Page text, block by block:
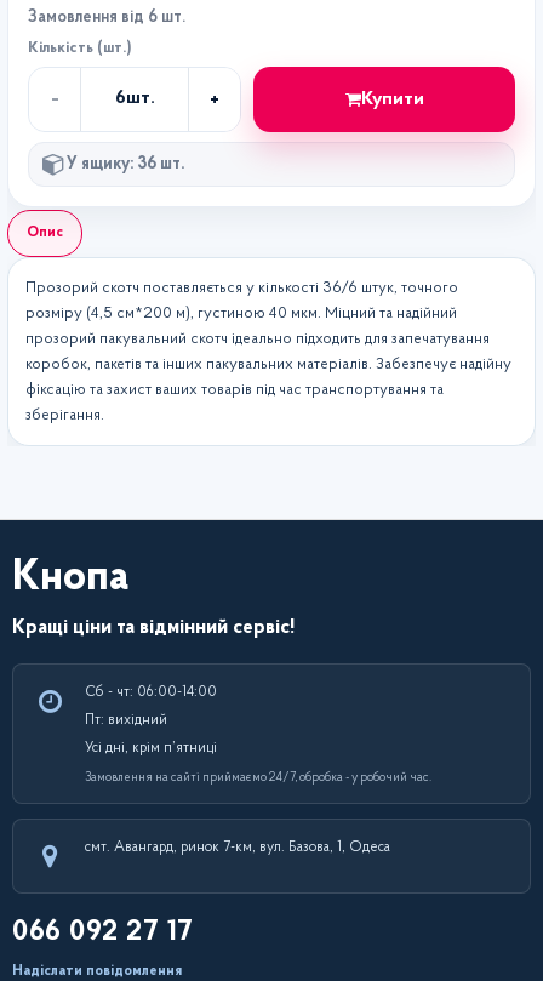
Опис
Прозорий скотч поставляється у кількості 36/6 штук, точного
розміру (4,5 см*200 м), густиною 40 мкм. Міцний та надійний
прозорий пакувальний скотч ідеально підходить для запечатування
коробок, пакетів та інших пакувальних матеріалів. Забезпечує надійну
фіксацію та захист ваших товарів під час транспортування та
зберігання.
Замовлення від 6 шт.
Кількість (шт.)
- 6шт. + Купити
У ящику: 36 шт.
Кнопа
Кращі ціни та відмінний сервіс!
Сб - чт: 06:00-14:00
Пт: вихідний
Усі дні, крім п’ятниці
Замовлення на сайті приймаємо 24/7, обробка - у робочий час.
смт. Авангард, ринок 7-км, вул. Базова, 1, Одеса
066 092 27 17
Надіслати повідомлення